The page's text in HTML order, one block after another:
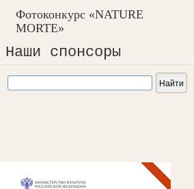
Фотоконкурс «NATURE
MORTE»
Наши спонсоры